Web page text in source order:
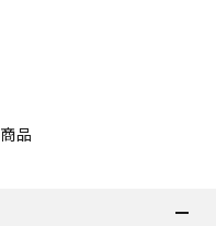
商品